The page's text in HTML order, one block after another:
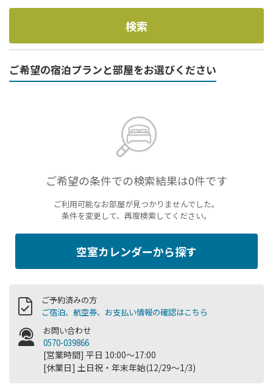
検索
ご希望の宿泊プランと部屋をお選びください
ご希望の条件での検索結果は0件です
ご利用可能なお部屋が見つかりませんでした。
条件を変更して、再度検索してください。
空室カレンダーから探す
ご予約済みの方
ご宿泊、航空券、お支払い情報の確認はこちら
お問い合わせ
0570-039866
[営業時間] 平日 10:00～17:00
[休業日] 土日祝・年末年始(12/29～1/3)